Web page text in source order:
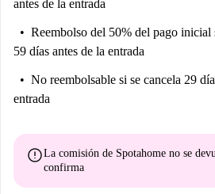
antes de la entrada
Reembolso del 50% del pago inicial
59 días antes de la entrada
No reembolsable si se cancela 29
entrada
errorLa comisión de Spotahome no se
confirma